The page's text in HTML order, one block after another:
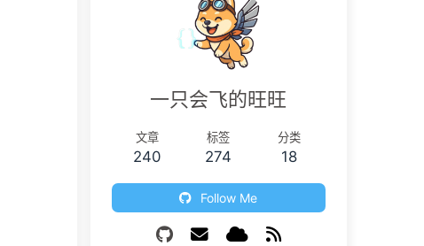
一只会飞的旺旺
文章
240
标签
274
分类
18
Follow Me